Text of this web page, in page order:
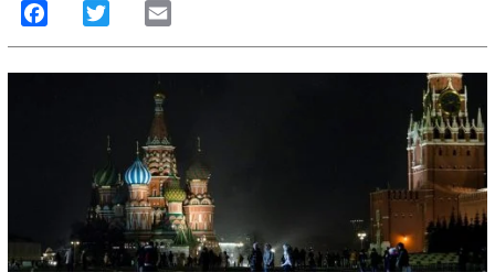
Facebook Twitter